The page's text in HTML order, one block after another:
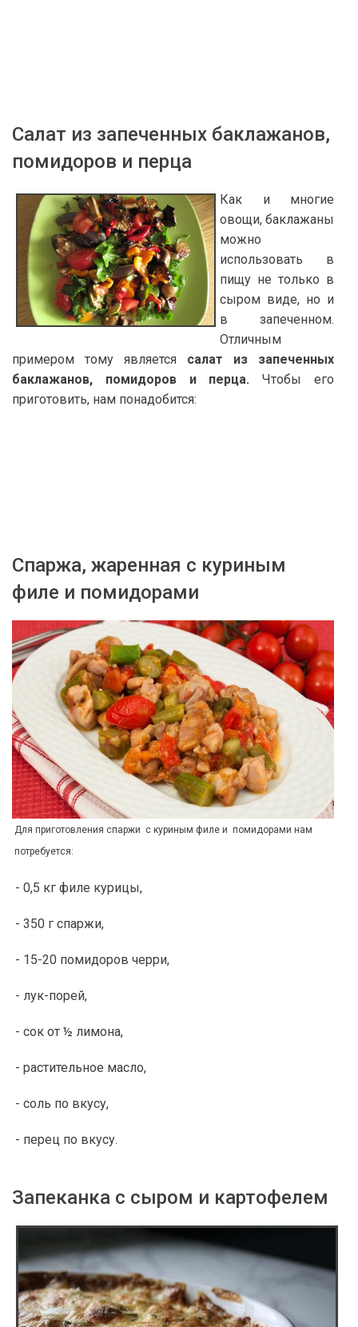
Салат из запеченных баклажанов,
помидоров и перца
Как и многие
овощи, баклажаны
можно
использовать в
пищу не только в
сыром виде, но и
в запеченном.
Отличным
примером тому является салат из запеченных
баклажанов, помидоров и перца. Чтобы его
приготовить, нам понадобится:
Спаржа, жаренная с куриным
филе и помидорами
Для приготовления спаржи с куриным филе и помидорами нам
потребуется:
- 0,5 кг филе курицы,
- 350 г спаржи,
- 15-20 помидоров черри,
- лук-порей,
- сок от ½ лимона,
- растительное масло,
- соль по вкусу,
- перец по вкусу.
Запеканка с сыром и картофелем